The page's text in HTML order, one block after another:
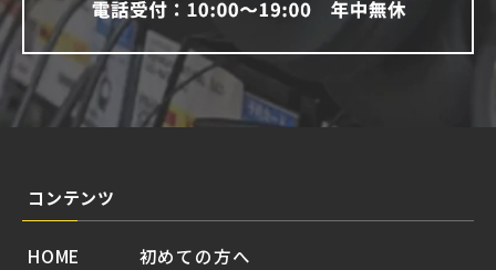
コンテンツ
HOME
初めての方へ